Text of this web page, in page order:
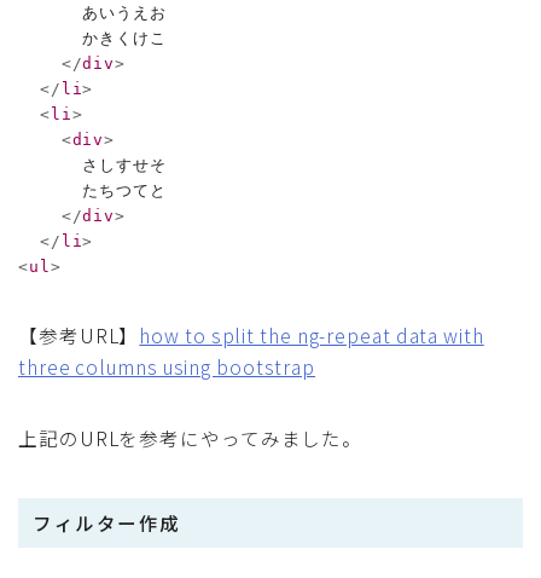
      あいうえお
      かきくけこ
</div>
</ li>
< li>
<div>
      さしすせそ
      たちつてと
</div>
</ li>
<ul>
【参考URL】 how to split the ng-repeat data with
three columns using bootstrap
上記のURLを参考にやってみました。
フィルター作成